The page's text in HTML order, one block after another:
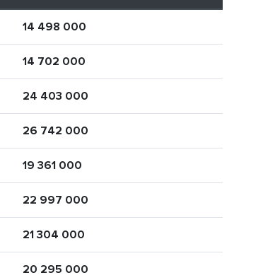
14 498 000
14 702 000
24 403 000
26 742 000
19 361 000
22 997 000
21 304 000
20 295 000